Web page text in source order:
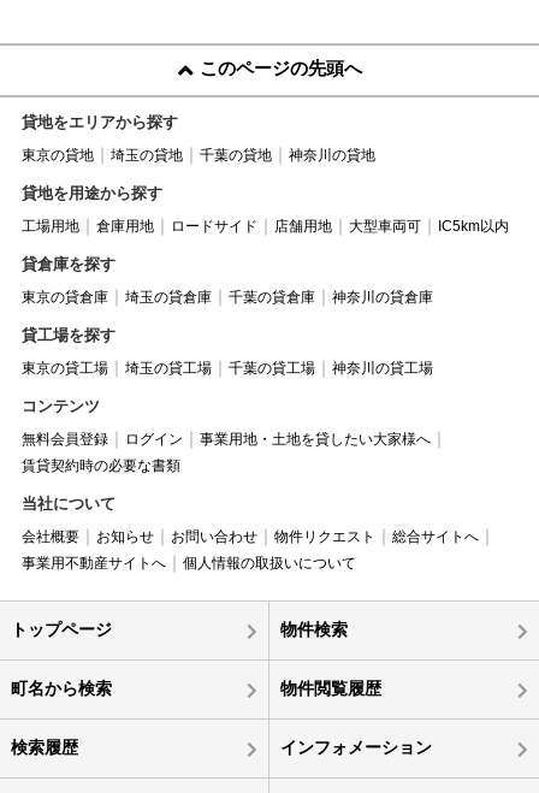
このページの先頭へ
貸地をエリアから探す
東京の貸地 埼玉の貸地 千葉の貸地 神奈川の貸地
貸地を用途から探す
工場用地 倉庫用地 ロードサイド 店舗用地 大型車両可 IC5km以内
貸倉庫を探す
東京の貸倉庫 埼玉の貸倉庫 千葉の貸倉庫 神奈川の貸倉庫
貸工場を探す
東京の貸工場 埼玉の貸工場 千葉の貸工場 神奈川の貸工場
コンテンツ
無料会員登録 ログイン
事業用地・土地を貸したい大家様へ
賃貸契約時の必要な書類
当社について
会社概要 お知らせ お問い合わせ 物件リクエスト
総合サイトへ
事業用不動産サイトへ
個人情報の取扱いについて
トップページ 物件検索
町名から検索 物件閲覧履歴
検索履歴 インフォメーション